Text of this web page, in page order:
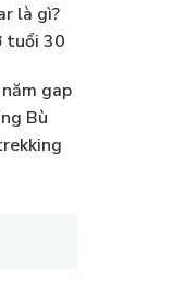
là gì?
tuổi 30
gap
Bù